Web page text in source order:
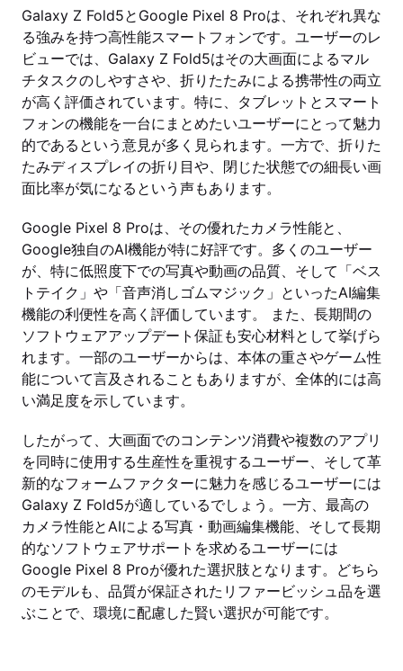
Galaxy Z Fold5とGoogle Pixel 8 Proは、それぞれ異な
る強みを持つ高性能スマートフォンです。ユーザーのレ
ビューでは、Galaxy Z Fold5はその大画面によるマル
チタスクのしやすさや、折りたたみによる携帯性の両立
が高く評価されています。特に、タブレットとスマート
フォンの機能を一台にまとめたいユーザーにとって魅力
的であるという意見が多く見られます。一方で、折りた
たみディスプレイの折り目や、閉じた状態での細長い画
面比率が気になるという声もあります。
Google Pixel 8 Proは、その優れたカメラ性能と、
Google独自のAI機能が特に好評です。多くのユーザー
が、特に低照度下での写真や動画の品質、そして「ベス
トテイク」や「音声消しゴムマジック」といったAI編集
機能の利便性を高く評価しています。 また、長期間の
ソフトウェアアップデート保証も安心材料として挙げら
れます。一部のユーザーからは、本体の重さやゲーム性
能について言及されることもありますが、全体的には高
い満足度を示しています。
したがって、大画面でのコンテンツ消費や複数のアプリ
を同時に使用する生産性を重視するユーザー、そして革
新的なフォームファクターに魅力を感じるユーザーには
Galaxy Z Fold5が適しているでしょう。一方、最高の
カメラ性能とAIによる写真・動画編集機能、そして長期
的なソフトウェアサポートを求めるユーザーには
Google Pixel 8 Proが優れた選択肢となります。どちら
のモデルも、品質が保証されたリファービッシュ品を選
ぶことで、環境に配慮した賢い選択が可能です。